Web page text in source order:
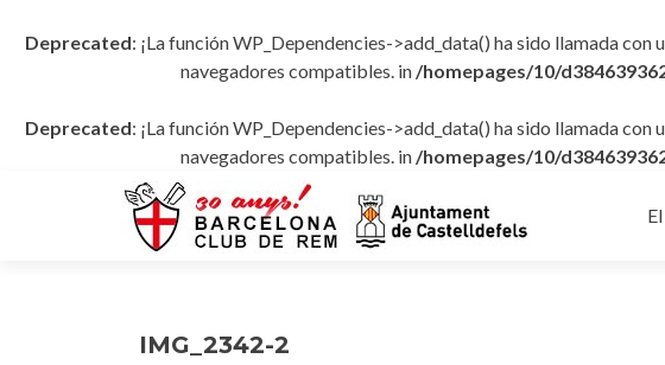
Deprecated: ¡La función WP_Dependencies->add_data() ha sido llamada con
navegadores compatibles. in /homepages/10/
Deprecated: ¡La función WP_Dependencies->add_data() ha sido llamada con
navegadores compatibles. in /homepages/10/
al
IMG_2342-2